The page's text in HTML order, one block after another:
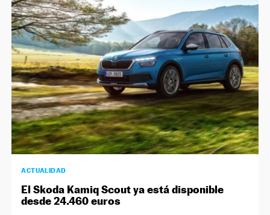
NEWSLETTER
SÍGUENOS
ACTUALIDAD
El Skoda Kamiq Scout ya está disponible
desde 24.460 euros